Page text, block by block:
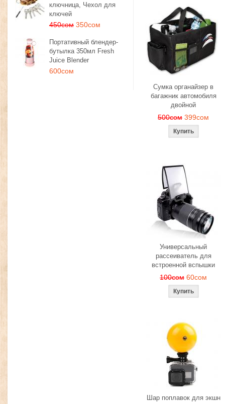
ключница, Чехол для
ключей
450сом 350сом
Портативный блендер-
бутылка 350мл Fresh
Juice Blender
600сом
Сумка органайзер в
багажник автомобиля
двойной
500сом 399сом
Универсальный
рассеиватель для
встроенной вспышки
100сом 60сом
Шар поплавок для экшн